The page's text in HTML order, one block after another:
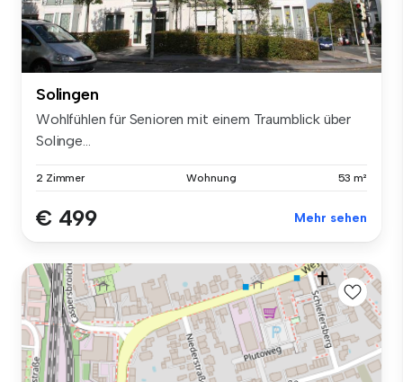
Solingen
Wohlfühlen für Senioren mit einem Traumblick über
Solinge...
2 Zimmer Wohnung 53 m²
€ 499 Mehr sehen